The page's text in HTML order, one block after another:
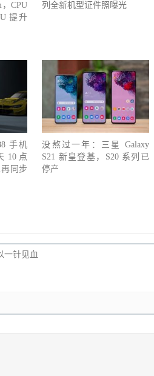
CPU
提升
列全新机型证件照曝光
手机
10 点
同步
没熬过一年：三星 Galaxy
S21 新皇登基，S20 系列已
停产